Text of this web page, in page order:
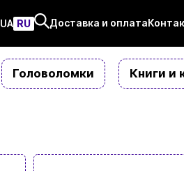
UAㅤ RU Доставка и оплата
Головоломки Книги и